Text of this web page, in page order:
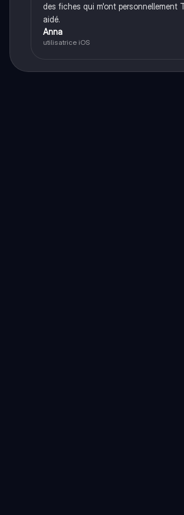
des fiches qui m'ont personnellement
aidé.
Anna
utilisatrice iOS